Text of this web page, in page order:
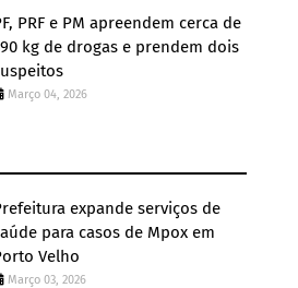
PRF e PM apreendem cerca de
kg de drogas e prendem dois
Março 04, 2026
expande serviços de
para casos de Mpox em
Velho
Março 03, 2026